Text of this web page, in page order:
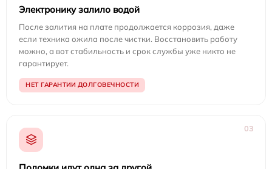
Электронику залило водой
После залития на плате продолжается коррозия, даже
если техника ожила после чистки. Восстановить работу
можно, а вот стабильность и срок службы уже никто не
гарантирует.
НЕТ ГАРАНТИИ ДОЛГОВЕЧНОСТИ
03